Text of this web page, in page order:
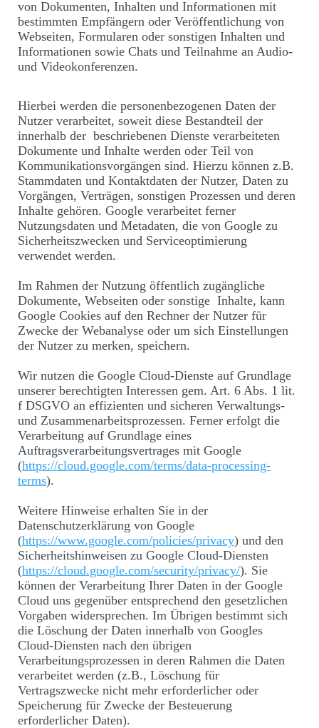
von Dokumenten, Inhalten und Informationen mit
bestimmten Empfängern oder Veröffentlichung von
Webseiten, Formularen oder sonstigen Inhalten und
Informationen sowie Chats und Teilnahme an Audio-
und Videokonferenzen.
Hierbei werden die personenbezogenen Daten der
Nutzer verarbeitet, soweit diese Bestandteil der
innerhalb der beschriebenen Dienste verarbeiteten
Dokumente und Inhalte werden oder Teil von
Kommunikationsvorgängen sind. Hierzu können z.B.
Stammdaten und Kontaktdaten der Nutzer, Daten zu
Vorgängen, Verträgen, sonstigen Prozessen und deren
Inhalte gehören. Google verarbeitet ferner
Nutzungsdaten und Metadaten, die von Google zu
Sicherheitszwecken und Serviceoptimierung
verwendet werden.
Im Rahmen der Nutzung öffentlich zugängliche
Dokumente, Webseiten oder sonstige Inhalte, kann
Google Cookies auf den Rechner der Nutzer für
Zwecke der Webanalyse oder um sich Einstellungen
der Nutzer zu merken, speichern.
Wir nutzen die Google Cloud-Dienste auf Grundlage
unserer berechtigten Interessen gem. Art. 6 Abs. 1 lit.
f DSGVO an effizienten und sicheren Verwaltungs-
und Zusammenarbeitsprozessen. Ferner erfolgt die
Verarbeitung auf Grundlage eines
Auftragsverarbeitungsvertrages mit Google
(https://cloud.google.com/terms/data-processing-
terms).
Weitere Hinweise erhalten Sie in der
Datenschutzerklärung von Google
(https://www.google.com/policies/privacy) und den
Sicherheitshinweisen zu Google Cloud-Diensten
(https://cloud.google.com/security/privacy/). Sie
können der Verarbeitung Ihrer Daten in der Google
Cloud uns gegenüber entsprechend den gesetzlichen
Vorgaben widersprechen. Im Übrigen bestimmt sich
die Löschung der Daten innerhalb von Googles
Cloud-Diensten nach den übrigen
Verarbeitungsprozessen in deren Rahmen die Daten
verarbeitet werden (z.B., Löschung für
Vertragszwecke nicht mehr erforderlicher oder
Speicherung für Zwecke der Besteuerung
erforderlicher Daten).